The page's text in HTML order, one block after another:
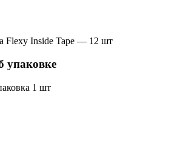
Flexy Inside Tape — 12 шт
упаковке
1 шт